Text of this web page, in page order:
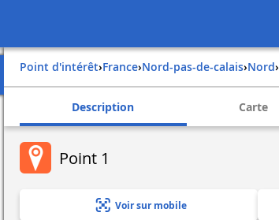
Point d'intérêt› france› nord-pas-de-calais› nord›
Description Carte
Point 1
Voir sur mobile